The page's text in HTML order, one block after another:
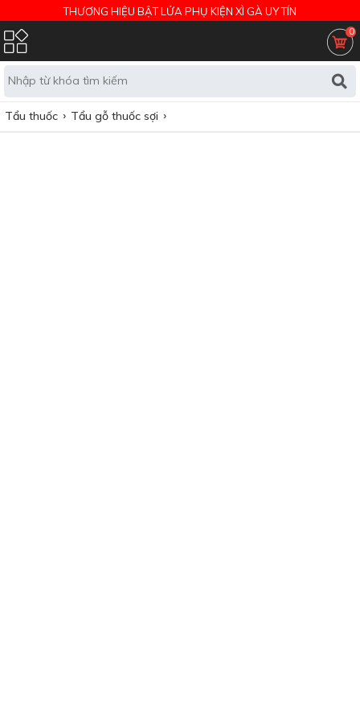
THƯƠNG HIỆU BẬT LỬA PHỤ KIỆN XÌ GÀ UY TÍN
0
Tẩu thuốc Tẩu gỗ thuốc sợi